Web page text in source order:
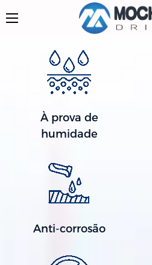
À prova de
humidade
Anti-corrosão